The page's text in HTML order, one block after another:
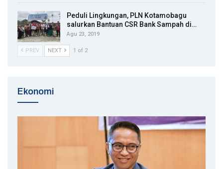
Peduli Lingkungan, PLN Kotamobagu
salurkan Bantuan CSR Bank Sampah di…
Agu 23, 2019
PREV NEXT 1 of 2
Ekonomi